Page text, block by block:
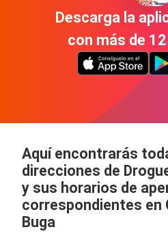
Descarga la
con más de
Aquí encontrarás
direcciones de
y sus horarios de
correspondientes en
Buga